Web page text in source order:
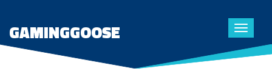
Toggle
GAMINGGOOSE